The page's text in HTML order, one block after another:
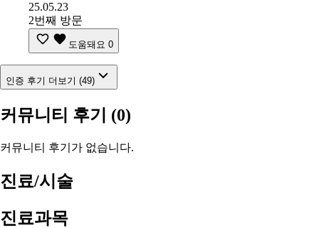
25.05.23
2번째 방문
도움돼요 0
인증 후기 더보기 (49)
커뮤니티 후기 (0)
커뮤니티 후기가 없습니다.
진료/시술
진료과목